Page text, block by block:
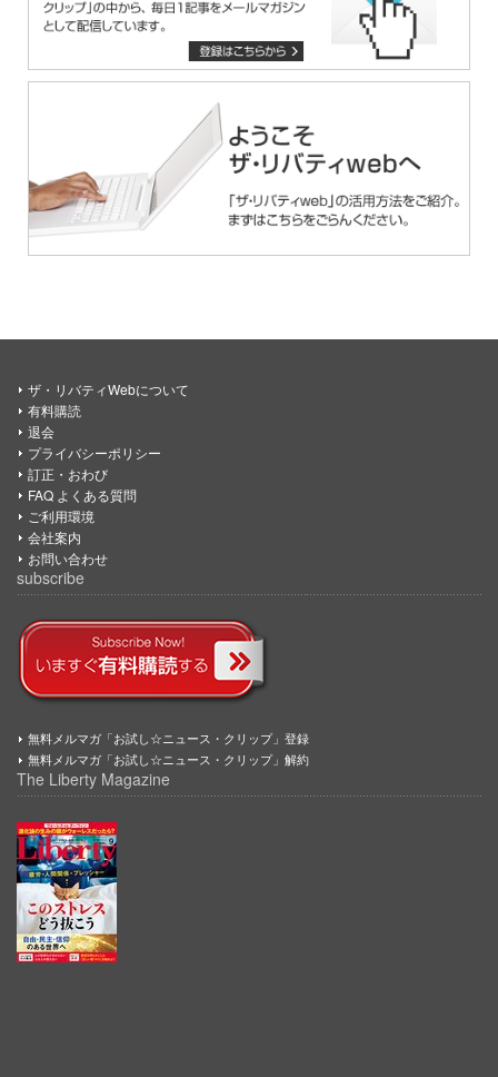
ザ・リバティWebについて
有料購読
退会
プライバシーポリシー
訂正・おわび
FAQ よくある質問
ご利用環境
会社案内
お問い合わせ
subscribe
無料メルマガ「お試し☆ニュース・クリップ」登録
無料メルマガ「お試し☆ニュース・クリップ」解約
The Liberty Magazine